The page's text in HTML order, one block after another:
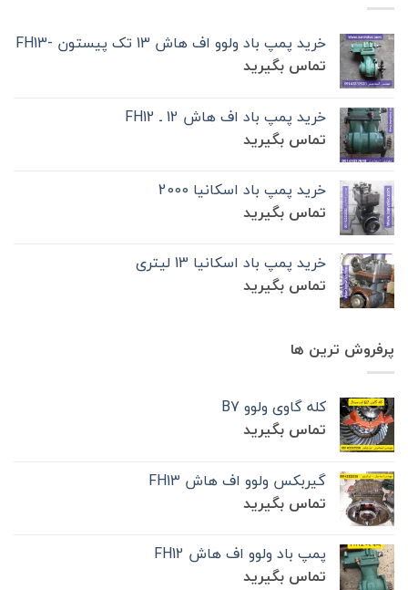
خرید پمپ باد ولوو اف هاش 13 تک‌ پیستون -FH13
تماس بگیرید
خرید پمپ باد اف هاش 12 ـ FH12
تماس بگیرید
خرید پمپ باد اسکانیا 2000
تماس بگیرید
خرید پمپ باد اسکانیا 13 لیتری
تماس بگیرید
پرفروش ترین ها
کله گاوی ولوو B7
تماس بگیرید
گیربکس ولوو اف هاش FH13
تماس بگیرید
پمپ باد ولوو اف هاش FH12
تماس بگیرید